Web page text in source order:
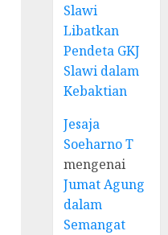
Slawi
Libatkan
Pendeta GKJ
Slawi dalam
Kebaktian
Jesaja
Soeharno T
mengenai
Jumat Agung
dalam
Semangat